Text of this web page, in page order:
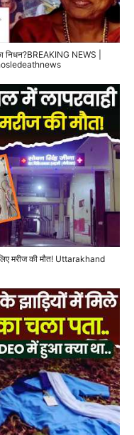
NEWS |
लिए मरीज की मौत! Uttarakhand